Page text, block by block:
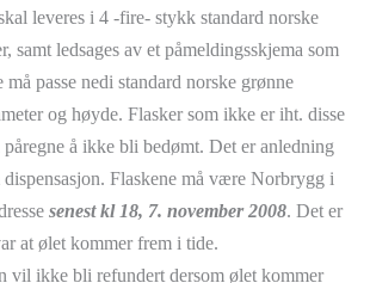
leveres i 4 -fire- stykk standard norske
samt ledsages av et påmeldingsskjema som
må passe nedi standard norske grønne
og høyde. Flasker som ikke er iht. disse
påregne å ikke bli bedømt. Det er anledning
Flaskene må være Norbrygg i
senest kl 18, 7. november 2008. Det er
at ølet kommer frem i tide.
vil ikke bli refundert dersom ølet kommer